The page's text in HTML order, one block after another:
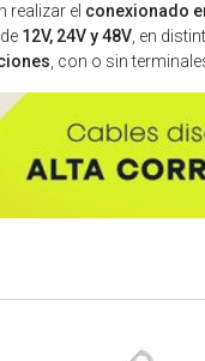
realizar el conexionado
12V, 24V y 48V , en
, con o sin